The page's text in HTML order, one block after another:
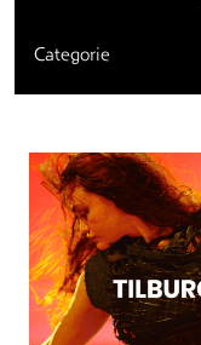
Categorie